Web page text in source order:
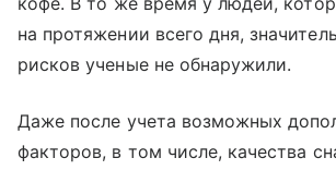
на протяжении всего дня,
рисков ученые не обнаружили.
Даже после учета возможных
факторов, в том числе, качества